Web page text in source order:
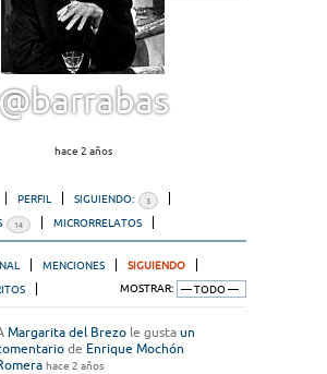
hace 2 años
PERFIL SIGUIENDO: 3
14 MICRORRELATOS
MENCIONES
SIGUIENDO
MOSTRAR:
Margarita del Brezo le gusta un
de Enrique Mochón
hace 2 años